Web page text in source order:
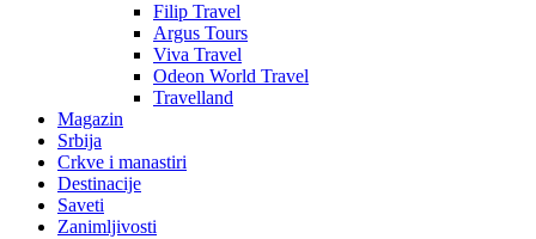
Filip Travel
Argus Tours
Viva Travel
Odeon World Travel
Travelland
Magazin
Srbija
Crkve i manastiri
Destinacije
Saveti
Zanimljivosti